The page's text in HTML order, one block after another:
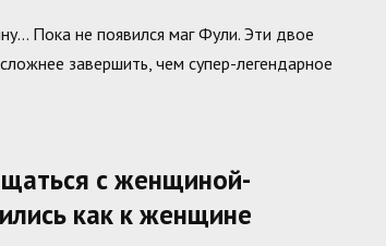
Пока не появился маг Фули. Эти двое
завершить, чем супер-легендарное
с женщиной-
как к женщине